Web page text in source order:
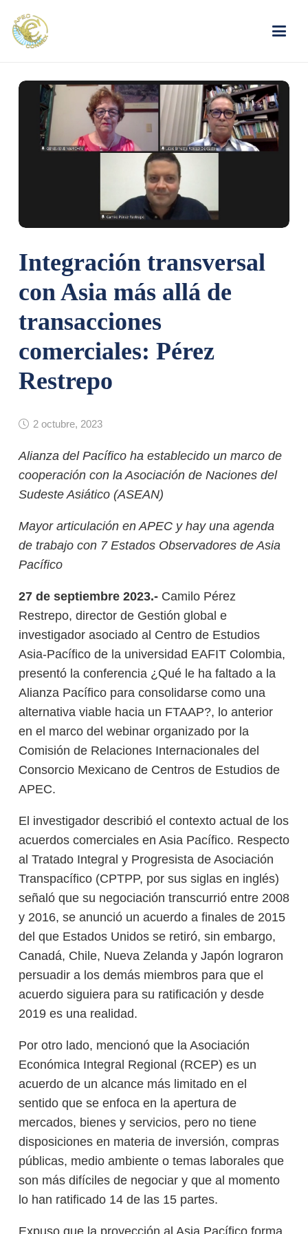
Integración transversal
con Asia más allá de
transacciones
comerciales: Pérez
Restrepo
2 octubre, 2023
Alianza del Pacífico ha establecido un marco de
cooperación con la Asociación de Naciones del
Sudeste Asiático (ASEAN)
Mayor articulación en APEC y hay una agenda
de trabajo con 7 Estados Observadores de Asia
Pacífico
27 de septiembre 2023.- Camilo Pérez
Restrepo, director de Gestión global e
investigador asociado al Centro de Estudios
Asia-Pacífico de la universidad EAFIT Colombia,
presentó la conferencia ¿Qué le ha faltado a la
Alianza Pacífico para consolidarse como una
alternativa viable hacia un FTAAP?, lo anterior
en el marco del webinar organizado por la
Comisión de Relaciones Internacionales del
Consorcio Mexicano de Centros de Estudios de
APEC.
El investigador describió el contexto actual de los
acuerdos comerciales en Asia Pacífico. Respecto
al Tratado Integral y Progresista de Asociación
Transpacífico (CPTPP, por sus siglas en inglés)
señaló que su negociación transcurrió entre 2008
y 2016, se anunció un acuerdo a finales de 2015
del que Estados Unidos se retiró, sin embargo,
Canadá, Chile, Nueva Zelanda y Japón lograron
persuadir a los demás miembros para que el
acuerdo siguiera para su ratificación y desde
2019 es una realidad.
Por otro lado, mencionó que la Asociación
Económica Integral Regional (RCEP) es un
acuerdo de un alcance más limitado en el
sentido que se enfoca en la apertura de
mercados, bienes y servicios, pero no tiene
disposiciones en materia de inversión, compras
públicas, medio ambiente o temas laborales que
son más difíciles de negociar y que al momento
lo han ratificado 14 de las 15 partes.
Expuso que la proyección al Asia Pacífico forma